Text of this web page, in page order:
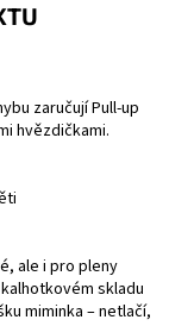
zaručují Pull-up
hvězdičkami.
ale i pro pleny
skladu
miminka – netlačí,